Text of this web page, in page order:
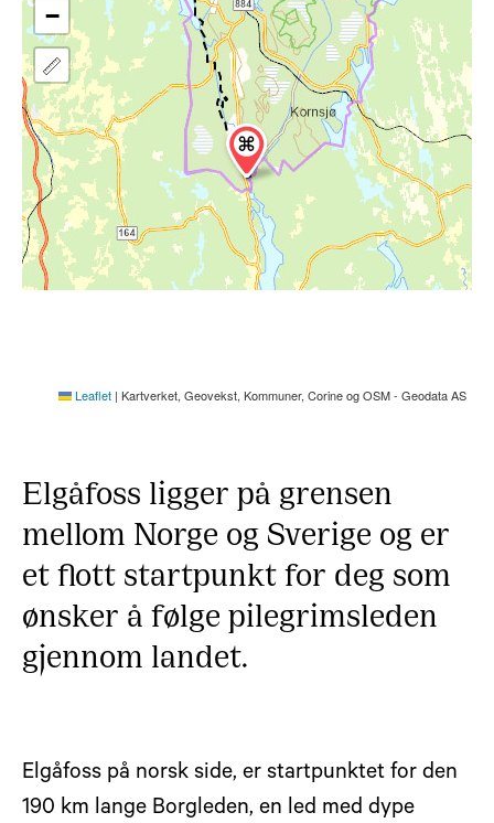
−
Leaflet | Kartverket, Geovekst, Kommuner, Corine og OSM - Geodata AS
Elgåfoss ligger på grensen
mellom Norge og Sverige og er
et flott startpunkt for deg som
ønsker å følge pilegrimsleden
gjennom landet.
Elgåfoss på norsk side, er startpunktet for den
190 km lange Borgleden, en led med dype